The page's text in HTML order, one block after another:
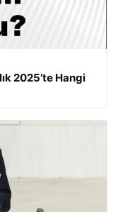
2025’te Hangi